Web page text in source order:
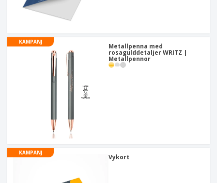
KAMPANJ
Metallpenna med
rosagulddetaljer WRITZ |
Metallpennor
KAMPANJ
Vykort